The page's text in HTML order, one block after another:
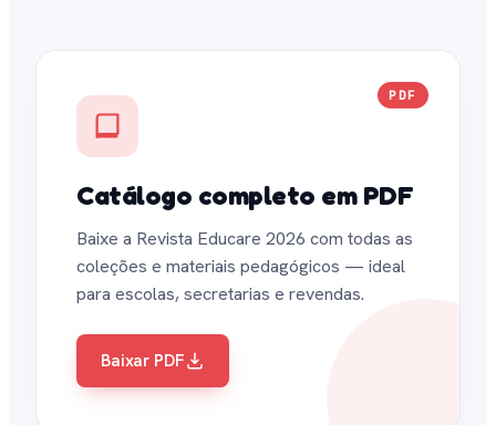
PDF
Catálogo completo em PDF
Baixe a Revista Educare 2026 com todas as
coleções e materiais pedagógicos — ideal
para escolas, secretarias e revendas.
Baixar PDF